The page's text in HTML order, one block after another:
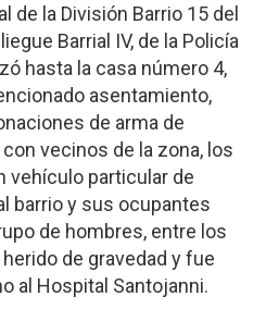
de la División Barrio 15 del
Barrial IV, de la Policía
hasta la casa número 4,
asentamiento,
de arma de
vecinos de la zona, los
vehículo particular de
barrio y sus ocupantes
de hombres, entre los
de gravedad y fue
al Hospital Santojanni.